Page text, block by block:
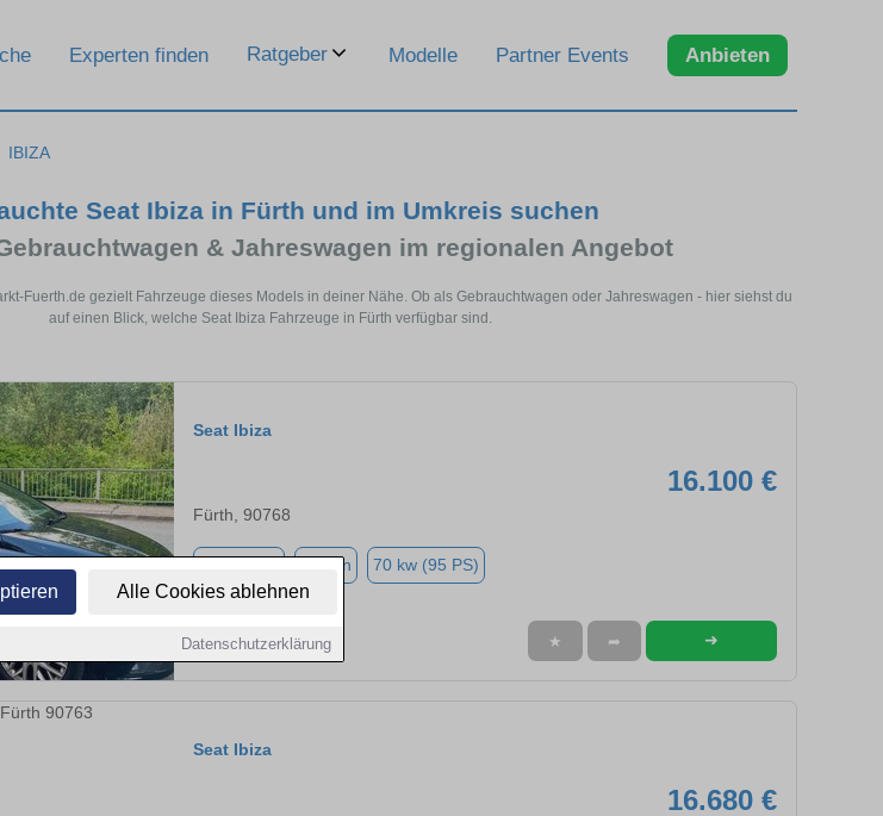
Alle Cookies ablehnen
Datenschutzerklärung
Experten finden Ratgeber Modelle Partner Events Anbieten
IBIZA
Seat Ibiza in Fürth und im Umkreis suchen
& Jahreswagen im regionalen Angebot
Fuerth.de gezielt Fahrzeuge dieses Models in deiner Nähe. Ob als Gebrauchtwagen oder Jahreswagen - hier siehst du
auf einen Blick, welche Seat Ibiza Fahrzeuge in Fürth verfügbar sind.
Seat Ibiza
16.100 €
Fürth, 90768
Benzin 70 kw (95 PS)
★ ➦ ➜
Seat Ibiza
16.680 €